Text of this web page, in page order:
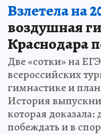
Взлетела на
воздушная
Краснодара
Две «сотки» на
всероссийских
гимнастике и
История
которая
побеждать и в